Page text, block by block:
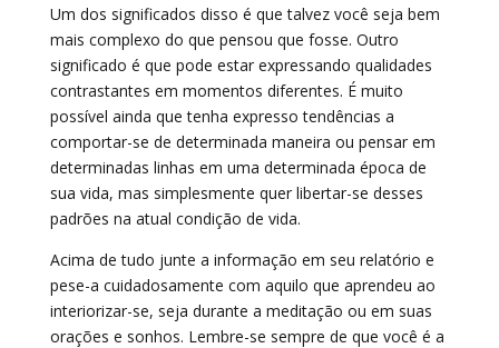
Um dos significados disso é que talvez você seja bem
mais complexo do que pensou que fosse. Outro
significado é que pode estar expressando qualidades
contrastantes em momentos diferentes. É muito
possível ainda que tenha expresso tendências a
comportar-se de determinada maneira ou pensar em
determinadas linhas em uma determinada época de
sua vida, mas simplesmente quer libertar-se desses
padrões na atual condição de vida.
Acima de tudo junte a informação em seu relatório e
pese-a cuidadosamente com aquilo que aprendeu ao
interiorizar-se, seja durante a meditação ou em suas
orações e sonhos. Lembre-se sempre de que você é a